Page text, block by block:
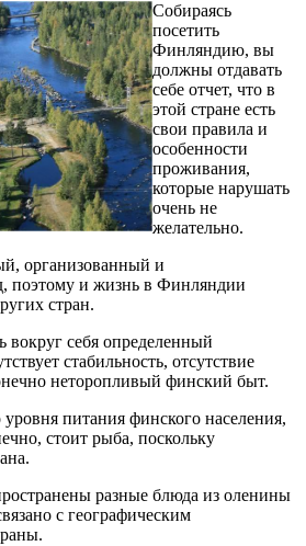
Собираясь
посетить
Финляндию, вы
должны отдавать
себе отчет, что в
этой стране есть
свои правила и
особенности
проживания,
которые нарушать
очень не
желательно.
организованный и
поэтому и жизнь в Финляндии
стран.
вокруг себя определенный
стабильность, отсутствие
неторопливый финский быт.
уровня питания финского населения,
стоит рыба, поскольку
разные блюда из оленины
с географическим